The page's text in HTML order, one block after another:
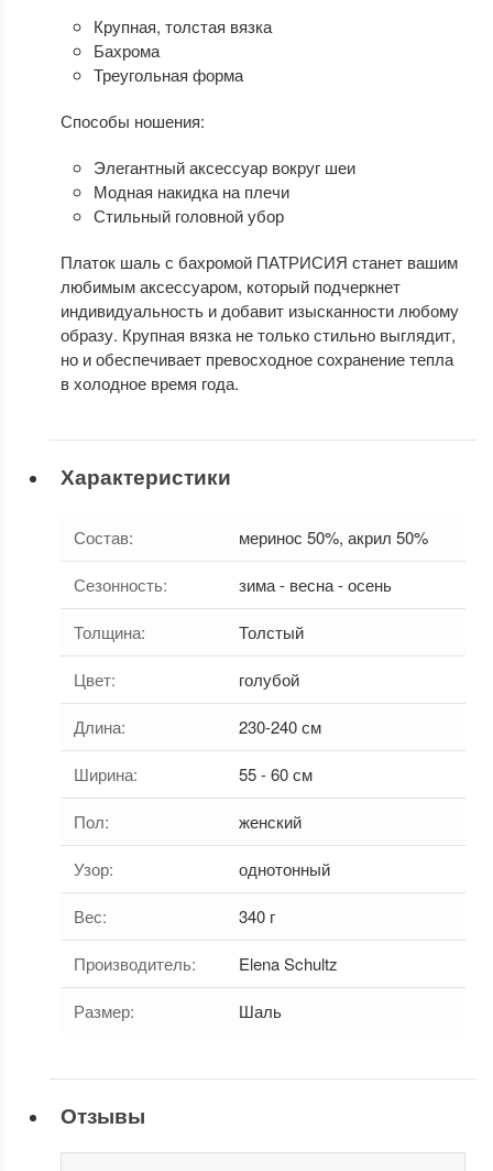
Крупная, толстая вязка
Бахрома
Треугольная форма
Способы ношения:
Элегантный аксессуар вокруг шеи
Модная накидка на плечи
Стильный головной убор
Платок шаль с бахромой ПАТРИСИЯ станет вашим
любимым аксессуаром, который подчеркнет
индивидуальность и добавит изысканности любому
образу. Крупная вязка не только стильно выглядит,
но и обеспечивает превосходное сохранение тепла
в холодное время года.
Характеристики
Состав: меринос 50%, акрил 50%
Сезонность: зима - весна - осень
Толщина: Толстый
Цвет: голубой
Длина: 230-240 см
Ширина: 55 - 60 см
Пол: женский
Узор: однотонный
Вес: 340 г
Производитель: Elena Schultz
Размер: Шаль
Отзывы